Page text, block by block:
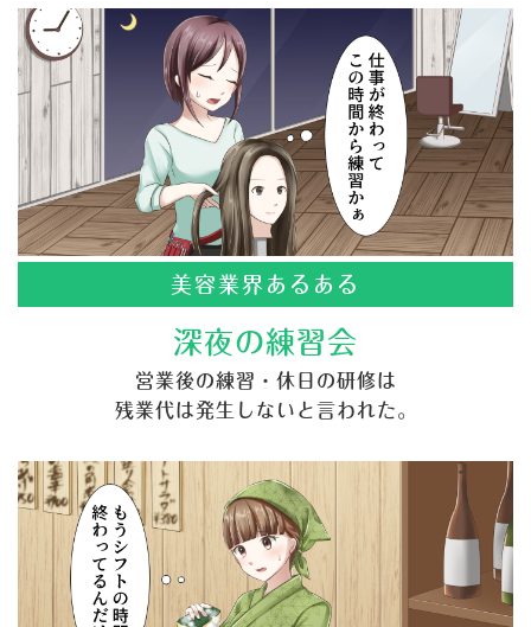
美容業界あるある
深夜の練習会
営業後の練習・休日の研修は
残業代は発生しないと言われた。